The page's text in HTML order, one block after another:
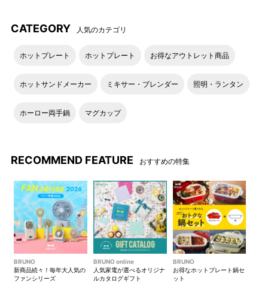
フレクターを取り付けること
にはカラビナは付属しており
付属のショルダーストラップ
25AWシーズン限定カラー:ア
ッシュグリーン
●生地やパーツ等の特徴
生地のアップ：ライトグレー 生地のアップ：ダークグレー
CATEGORY 人気のカテゴリ
ホットプレート ホットプレート お得なアウトレット商品
ホットサンドメーカー ミキサー・ブレンダー 照明・ランタン
ホーロー両手鍋 マグカップ
RECOMMEND FEATURE おすすめの特集
BRUNO
新商品続々！毎年大人気の
ファンシリーズ
BRUNO online
人気家電が選べるオリジナ
ルカタログギフト
BRUNO
お得なホットプレート鍋セ
ット